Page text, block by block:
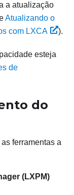
a atualização
Atualizando o
com LXCA
).
esteja
de
do
ferramentas a
(LXPM)